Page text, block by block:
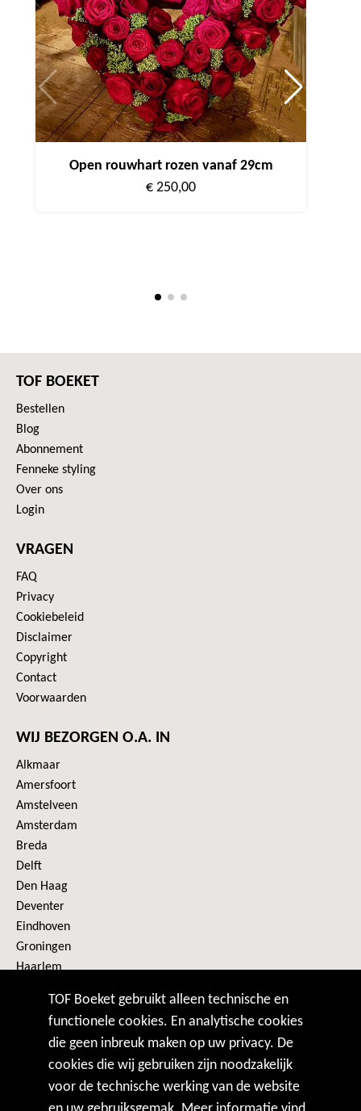
Open rouwhart rozen vanaf 29cm
€ 250,00
TOF BOEKET
Bestellen
Blog
Abonnement
Fenneke styling
Over ons
Login
VRAGEN
FAQ
Privacy
Cookiebeleid
Disclaimer
Copyright
Contact
Voorwaarden
WIJ BEZORGEN O.A. IN
Alkmaar
Amersfoort
Amstelveen
Amsterdam
Breda
Delft
Den Haag
Deventer
Eindhoven
Groningen
Haarlem
Alle plaatsen
VOLG ONS
TOF Boeket gebruikt alleen technische en
functionele cookies. En analytische cookies
die geen inbreuk maken op uw privacy. De
cookies die wij gebruiken zijn noodzakelijk
voor de technische werking van de website